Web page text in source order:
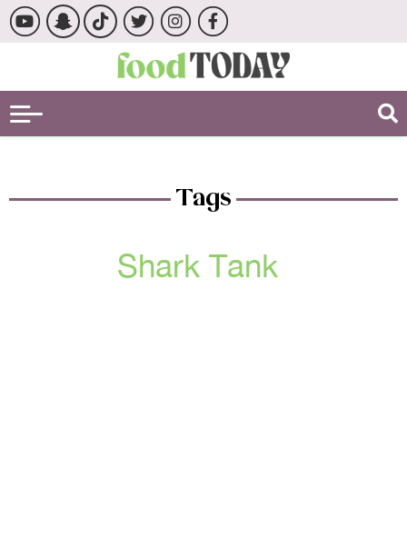
Tags
Shark Tank